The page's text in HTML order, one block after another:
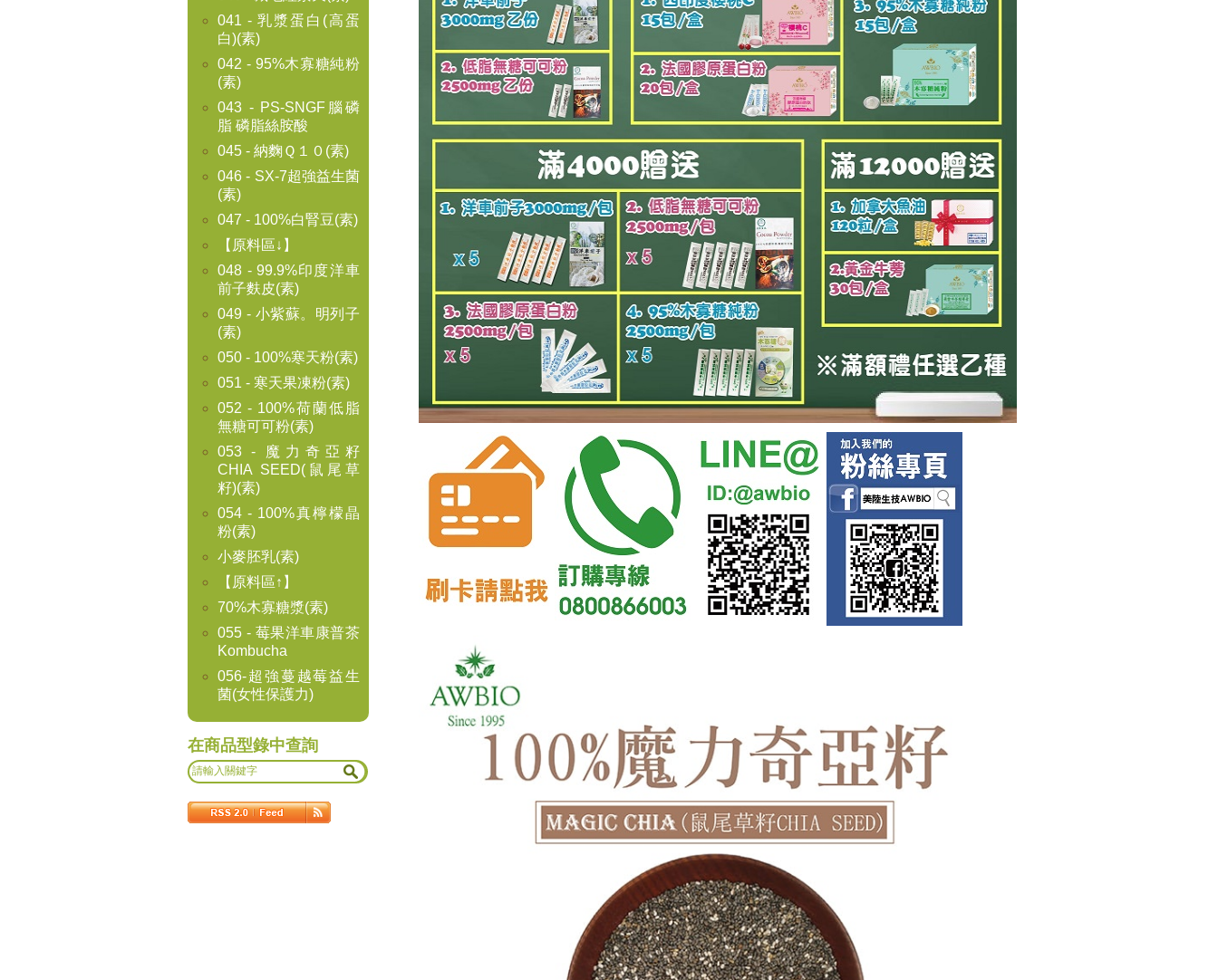
041 - 乳漿蛋白(高蛋
白)(素)
042 - 95%木寡糖純粉
(素)
043 - PS-SNGF腦磷
脂 磷脂絲胺酸
045 - 納麴Ｑ１０(素)
046 - SX-7超強益生菌
(素)
047 - 100%白腎豆(素)
【原料區↓】
048 - 99.9%印度洋車
前子麩皮(素)
049 - 小紫蘇。明列子
(素)
050 - 100%寒天粉(素)
051 - 寒天果凍粉(素)
052 - 100%荷蘭低脂
無糖可可粉(素)
053 - 魔力奇亞籽
CHIA SEED(鼠尾草
籽)(素)
054 - 100%真檸檬晶
粉(素)
小麥胚乳(素)
【原料區↑】
70%木寡糖漿(素)
055 - 莓果洋車康普茶
Kombucha
056-超強蔓越莓益生
菌(女性保護力)
在商品型錄中查詢